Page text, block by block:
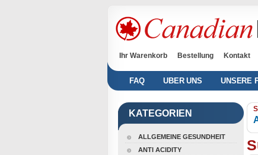
Ihr Warenkorb
Bestellung Kontakt
FAQ UBER UNS UNSERE
KATEGORIEN
ALLGEMEINE GESUNDHEIT
ANTI ACIDITY